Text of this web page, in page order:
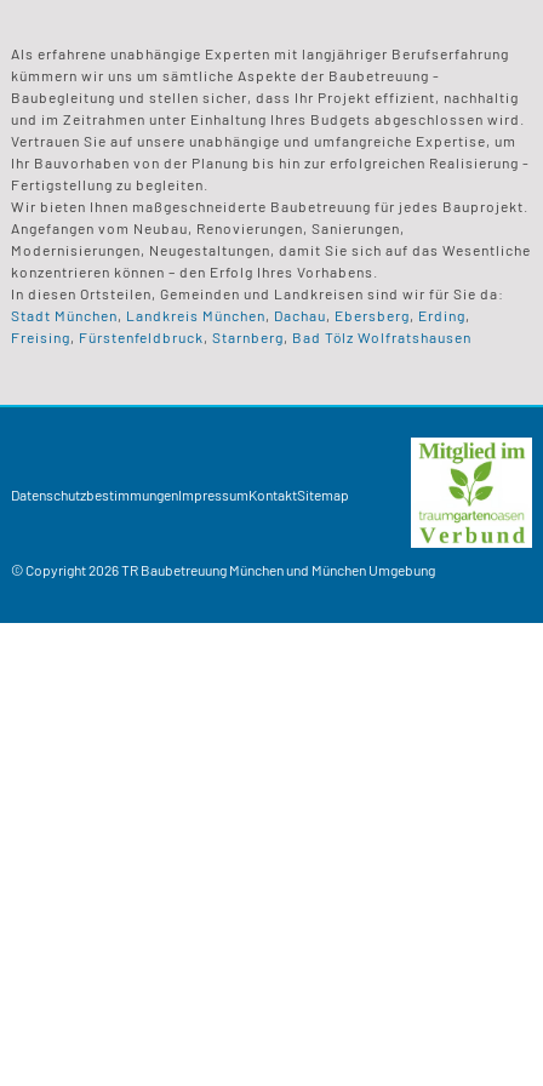
Als erfahrene unabhängige Experten mit langjähriger Berufserfahrung
kümmern wir uns um sämtliche Aspekte der Baubetreuung -
Baubegleitung und stellen sicher, dass Ihr Projekt effizient, nachhaltig
und im Zeitrahmen unter Einhaltung Ihres Budgets abgeschlossen wird.
Vertrauen Sie auf unsere unabhängige und umfangreiche Expertise, um
Ihr Bauvorhaben von der Planung bis hin zur erfolgreichen Realisierung -
Fertigstellung zu begleiten.
Wir bieten Ihnen maßgeschneiderte Baubetreuung für jedes Bauprojekt.
Angefangen vom Neubau, Renovierungen, Sanierungen,
Modernisierungen, Neugestaltungen, damit Sie sich auf das Wesentliche
konzentrieren können – den Erfolg Ihres Vorhabens.
In diesen Ortsteilen, Gemeinden und Landkreisen sind wir für Sie da:
Stadt München, Landkreis München, Dachau, Ebersberg, Erding,
Freising, Fürstenfeldbruck, Starnberg, Bad Tölz Wolfratshausen
DatenschutzbestimmungenImpressumKontaktSitemap
© Copyright 2026TR BaubetreuungMünchen und München Umgebung